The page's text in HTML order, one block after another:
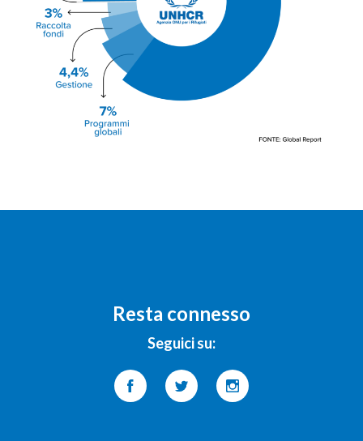
Resta connesso
Seguici su: